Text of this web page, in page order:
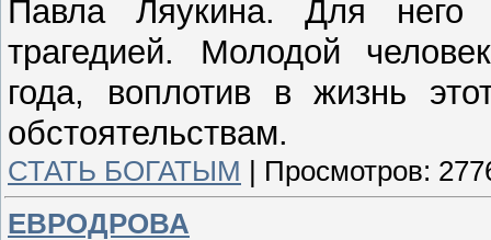
Павла Ляукина. Для него
трагедией. Молодой
года, воплотив в жизнь
обстоятельствам.
СТАТЬ БОГАТЫМ Просмотров:
ЕВРОДРОВА